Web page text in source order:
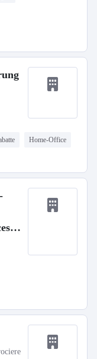
Home-Office